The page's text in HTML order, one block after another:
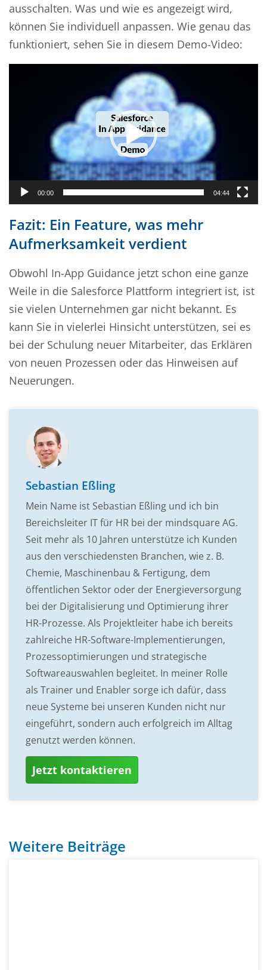
ausschalten. Was und wie es angezeigt wird,
können Sie individuell anpassen. Wie genau das
funktioniert, sehen Sie in diesem Demo-Video:
00:00 04:44
Fazit: Ein Feature, was mehr
Aufmerksamkeit verdient
Obwohl In-App Guidance jetzt schon eine ganze
Weile in die Salesforce Plattform integriert ist, ist
sie vielen Unternehmen gar nicht bekannt. Es
kann Sie in vielerlei Hinsicht unterstützen, sei es
bei der Schulung neuer Mitarbeiter, das Erklären
von neuen Prozessen oder das Hinweisen auf
Neuerungen.
Sebastian Eßling
Mein Name ist Sebastian Eßling und ich bin
Bereichsleiter IT für HR bei der mindsquare AG.
Seit mehr als 10 Jahren unterstütze ich Kunden
aus den verschiedensten Branchen, wie z. B.
Chemie, Maschinenbau & Fertigung, dem
öffentlichen Sektor oder der Energieversorgung
bei der Digitalisierung und Optimierung ihrer
HR-Prozesse. Als Projektleiter habe ich bereits
zahlreiche HR-Software-Implementierungen,
Prozessoptimierungen und strategische
Softwareauswahlen begleitet. In meiner Rolle
als Trainer und Enabler sorge ich dafür, dass
neue Systeme bei unseren Kunden nicht nur
eingeführt, sondern auch erfolgreich im Alltag
genutzt werden können.
Jetzt kontaktieren
Weitere Beiträge